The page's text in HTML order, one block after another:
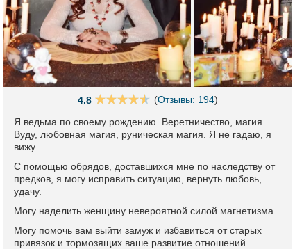
4.8 (Отзывы: 194)
Я ведьма по своему рождению. Веретничество, магия
Вуду, любовная магия, руническая магия. Я не гадаю, я
вижу.
С помощью обрядов, доставшихся мне по наследству от
предков, я могу исправить ситуацию, вернуть любовь,
удачу.
Могу наделить женщину невероятной силой магнетизма.
Могу помочь вам выйти замуж и избавиться от старых
привязок и тормозящих ваше развитие отношений.